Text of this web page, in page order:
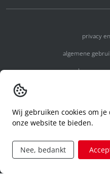
privacy
algemene
algemene
code of
aanvraag
Wij gebruiken cookies om
onze website te bieden.
Nee, bedankt